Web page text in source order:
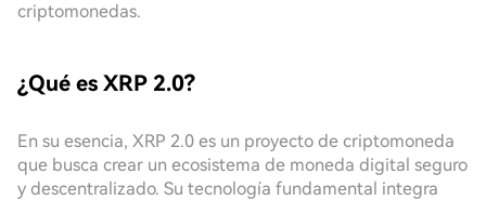
criptomonedas.
¿Qué es XRP 2.0?
En su esencia, XRP 2.0 es un proyecto de criptomoneda
que busca crear un ecosistema de moneda digital seguro
y descentralizado. Su tecnología fundamental integra